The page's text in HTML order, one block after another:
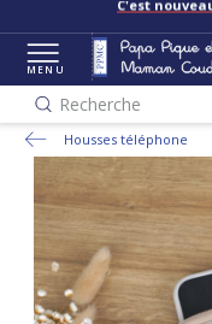
C'est
MENU
Recherche
Housses téléphone